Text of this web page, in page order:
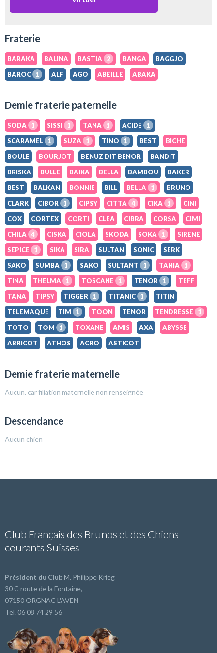
Fraterie
BARAKA BALINA BASTIA 2 BANGA
BAGGJO
BAROC
1 ALF AGO ABEILLE ABAKA
Demie fraterie paternelle
SODA 1 SISSI 1 TANA 1 ACIDE
1
SCARAMEL
1 SUZA 1 TINO 1 BEST
BICHE
BOULE
BOURJOT BENUZ DIT BENOR
BANDIT
BRISKA
BULLE BAIKA BELLA BAMBOU
BAKER
BEST
BALKAN BONNIE BILL BELLA 1
BRUNO
CLARK
CIBOR 1 CIPSY CITTA 4 CIKA 1
CINI
COX
CORTEX CORTI CLEA CIBRA CORSA
CIMI
CHILA 4 CISKA CIOLA SKODA SOKA 1
SIRENE
SEPICE
1 SIKA SIRA SULTAN SONIC
SERK
SAKO
SUMBA 1 SAKO SULTANT 1 TANIA
1
TINA
THELMA 1 TOSCANE 1 TENOR 1
TEFF
TANA
TIPSY TIGGER 1 TITANIC 1
TITIN
TELEMAQUE
TIM 1 TOON TENOR TENDRESSE
1
TOTO
TOM 1 TOXANE AMIS AXA
ABYSSE
ABRICOT
ATHOS ACRO ASTICOT
Demie fraterie maternelle
Aucun, car filiation maternelle non renseignée
Descendance
Aucun chien
Club Français des Brunos et des Chiens
courants Suisses
Président du ClubM. Philippe Krieg
30 C route de la Fontaine,
07150 ORGNAC L'AVEN
Tel. 06 08 74 29 56